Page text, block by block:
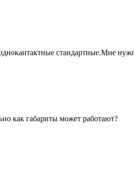
однокантактные стандартные.Мне
как габариты может работают?